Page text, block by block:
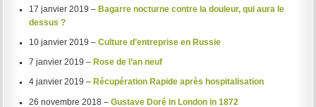
17 janvier 2019 – Bagarre nocturne contre la douleur, qui aura le
dessus ?
10 janvier 2019 – Culture d’entreprise en Russie
7 janvier 2019 – Rose de l’an neuf
4 janvier 2019 – Récupération Rapide après hospitalisation
26 novembre 2018 – Gustave Doré in London in 1872